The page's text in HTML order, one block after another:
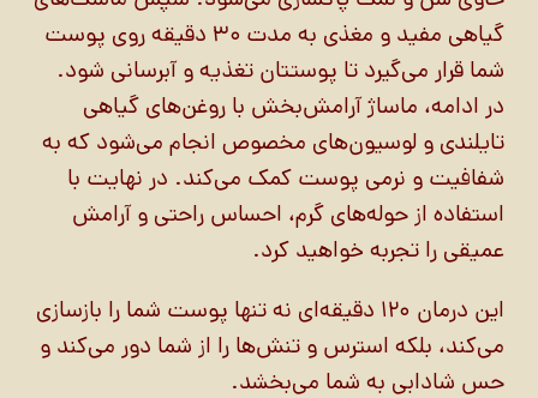
گیاهی مفید و مغذی به مدت ۳۰ دقیقه روی پوست
شما قرار می‌گیرد تا پوستتان تغذیه و آبرسانی شود.
در ادامه، ماساژ آرامش‌بخش با روغن‌های گیاهی
تایلندی و لوسیون‌های مخصوص انجام می‌شود که به
شفافیت و نرمی پوست کمک می‌کند. در نهایت با
استفاده از حوله‌های گرم، احساس راحتی و آرامش
عمیقی را تجربه خواهید کرد.
این درمان ۱۲۰ دقیقه‌ای نه تنها پوست شما را بازسازی
می‌کند، بلکه استرس و تنش‌ها را از شما دور می‌کند و
حس شادابی به شما می‌بخشد.